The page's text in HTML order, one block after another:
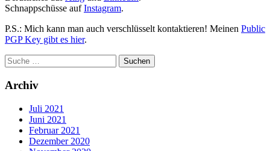
Schnappschüsse aufInstagram.
P.S.: Mich kann man auch verschlüsselt kontaktieren! Meinen Public
PGP Key gibt es hier.
Archiv
Juli 2021
Juni 2021
Februar 2021
Dezember 2020